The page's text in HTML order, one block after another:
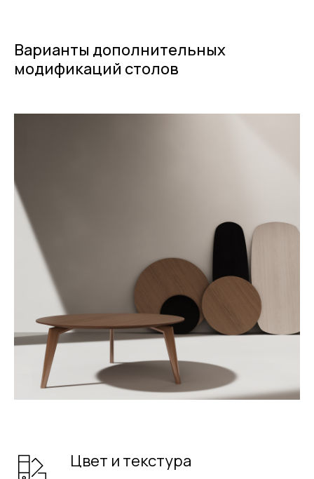
Варианты дополнительных
модификаций столов
Цвет и текстура